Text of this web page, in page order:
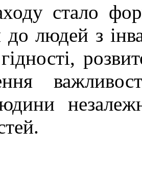
стало
до людей з